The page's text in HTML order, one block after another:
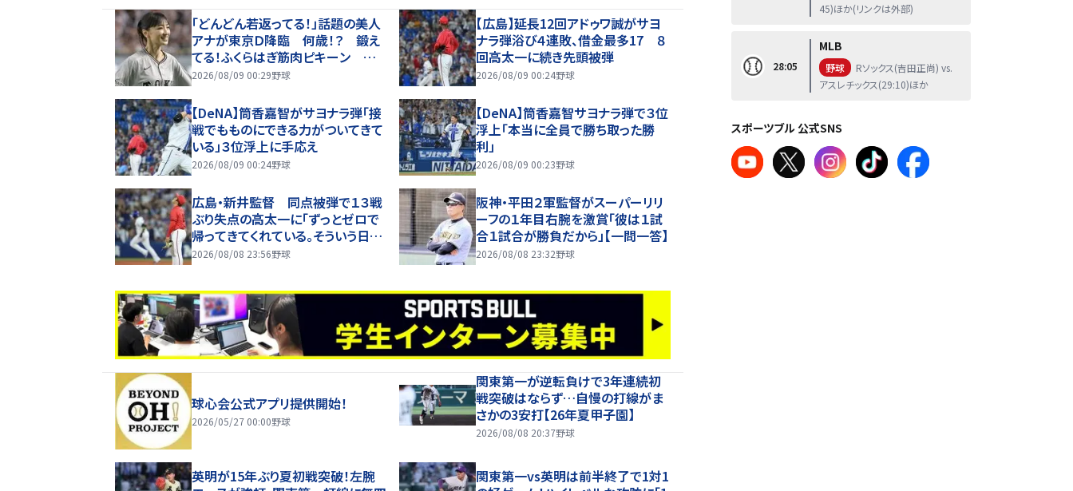
「どんどん若返ってる！」話題の美人
アナが東京Ｄ降臨 何歳！？ 鍛え
てる！ふくらはぎ筋肉ピキーン 奇
跡の投球姿に「かっこいい」「アイド
2026/08/09 00:29野球
【広島】延長12回アドゥワ誠がサヨ
ナラ弾浴び４連敗、借金最多17 ８
回高太一に続き先頭被弾
2026/08/09 00:24野球
【DeNA】筒香嘉智がサヨナラ弾「接
戦でもものにできる力がついてきて
いる」３位浮上に手応え
2026/08/09 00:24野球
【DeNA】筒香嘉智サヨナラ弾で３位
浮上「本当に全員で勝ち取った勝
利」
2026/08/09 00:23野球
広島・新井監督 同点被弾で１３戦
ぶり失点の高太一に「ずっとゼロで
帰ってきてくれている。そういう日も
ある」チームは延長十二回に今季８
2026/08/08 23:56野球
阪神・平田２軍監督がスーパーリリ
ーフの１年目右腕を激賞「彼は１試
合１試合が勝負だから」【一問一答】
2026/08/08 23:32野球
球心会公式アプリ提供開始！
2026/05/27 00:00野球
関東第一が逆転負けで3年連続初
戦突破はならず…自慢の打線がま
さかの3安打【26年夏甲子園】
2026/08/08 20:37野球
英明が15年ぶり夏初戦突破！左腕
関東第一vs英明は前半終了で1対1
45)ほか(リンクは外部)
28:05
MLB
野球
Rソックス(吉田正尚) vs.
アスレチックス(29:10)ほか
スポーツブル 公式SNS